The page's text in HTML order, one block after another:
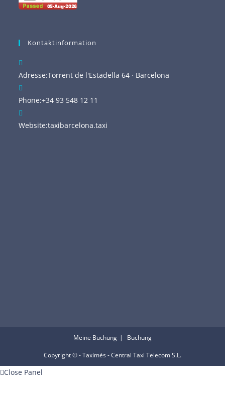
Kontaktinformation
Adresse:Torrent de l'Estadella 64 · Barcelona
Phone:+34 93 548 12 11
Website:taxibarcelona.taxi
Meine Buchung Buchung
Copyright © - Taximés - Central Taxi Telecom S.L.
Close Panel